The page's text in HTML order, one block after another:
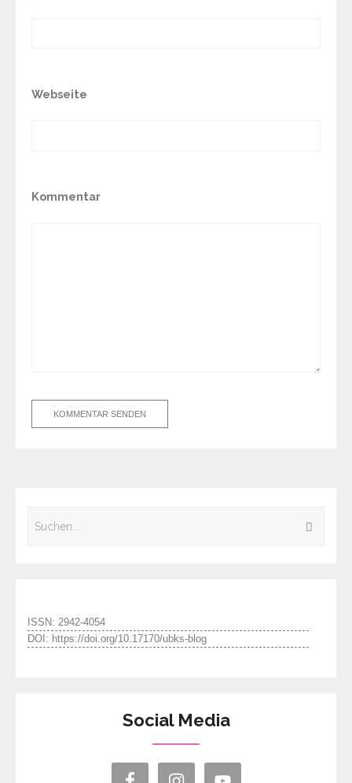
Webseite
Kommentar
ISSN: 2942-4054
DOI: https://doi.org/10.17170/ubks-blog
Social Media